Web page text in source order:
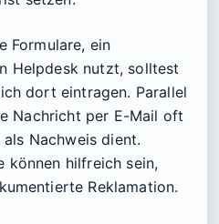
Formulare, ein
Helpdesk nutzt, solltest
dort eintragen. Parallel
Nachricht per E-Mail oft
Nachweis dient.
können hilfreich sein,
Reklamation.